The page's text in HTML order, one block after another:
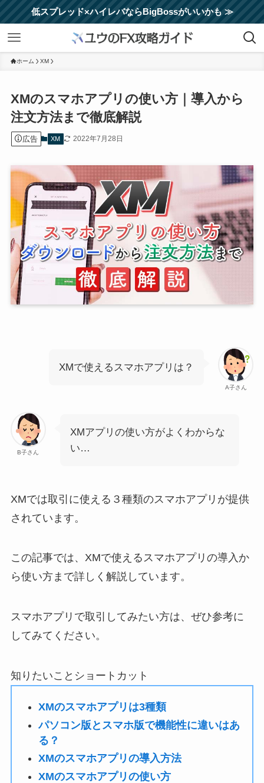
低スプレッド×ハイレバならBigBossがいいかも ≫
ホーム XM
XMのスマホアプリの使い方｜導入から
注文方法まで徹底解説
広告 XM 2022年7月28日
A子さん
XMで使えるスマホアプリは？
B子さん
XMアプリの使い方がよくわからな
い…
XMでは取引に使える３種類のスマホアプリが提供
されています。
この記事では、XMで使えるスマホアプリの導入か
ら使い方まで詳しく解説しています。
スマホアプリで取引してみたい方は、ぜひ参考に
してみてください。
知りたいことショートカット
XMのスマホアプリは3種類
パソコン版とスマホ版で機能性に違いはあ
る？
XMのスマホアプリの導入方法
XMのスマホアプリの使い方